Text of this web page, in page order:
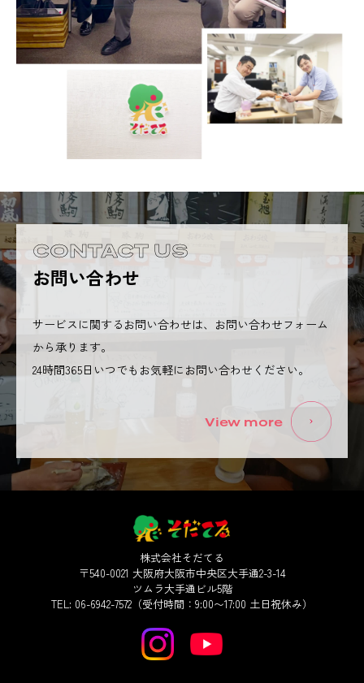
CONTACT US
お問い合わせ
サービスに関するお問い合わせは、お問い合わせフォーム
から承ります。
24時間365日いつでもお気軽にお問い合わせください。
View more
株式会社そだてる
〒540-0021 大阪府大阪市中央区大手通2-3-14
ツムラ大手通ビル5階
TEL: 06-6942-7572（受付時間：9:00〜17:00 土日祝休み）